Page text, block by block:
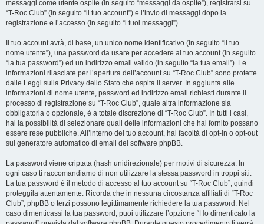
messaggi come utente ospite (in seguito “messaggi da ospite”), registrarsi su
“T-Roc Club” (in seguito “il tuo account”) e l’invio di messaggi dopo la
registrazione e l’accesso (in seguito “i tuoi messaggi”).
Il tuo account avrà, di base, un unico nome identificativo (in seguito “il tuo
nome utente”), una password da usare per accedere al tuo account (in seguito
“la tua password”) ed un indirizzo email valido (in seguito “la tua email”). Le
informazioni rilasciate per l’apertura dell’account su “T-Roc Club” sono protette
dalle Leggi sulla Privacy dello Stato che ospita il server. In aggiunta alle
informazioni di nome utente, password ed indirizzo email richiesti durante il
processo di registrazione su “T-Roc Club”, quale altra informazione sia
obbligatoria o opzionale, è a totale discrezione di “T-Roc Club”. In tutti i casi,
hai la possibilità di selezionare quali delle informazioni che hai fornito possano
essere rese pubbliche. All’interno del tuo account, hai facoltà di opt-in o opt-out
sul generatore automatico di email del software phpBB.
La password viene criptata (hash unidirezionale) per motivi di sicurezza. In
ogni caso ti raccomandiamo di non utilizzare la stessa password in troppi siti.
La tua password è il metodo di accesso al tuo account su “T-Roc Club”, quindi
proteggila attentamente. Ricorda che in nessuna circostanza affiliati di “T-Roc
Club”, phpBB o terzi possono legittimamente richiedere la tua password. Nel
caso dimenticassi la tua password, puoi utilizzare l’opzione “Ho dimenticato la